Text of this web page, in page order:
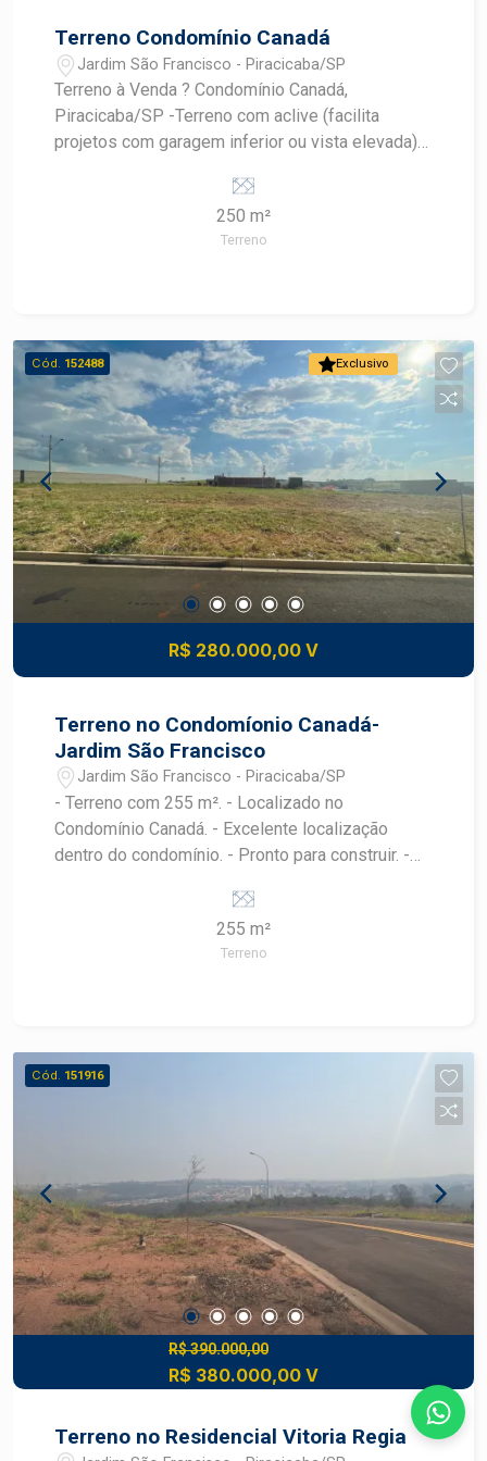
Terreno Condomínio Canadá
Jardim São Francisco - Piracicaba/SP
Terreno à Venda ? Condomínio Canadá,
Piracicaba/SP -Terreno com aclive (facilita
projetos com garagem inferior ou vista elevada) -
Condomínio com segurança 24h, portaria, lazer
completo e ótimo padrão de construções
Construa seu futuro com quem é agente de
250 m²
Terreno
Exclusivo
Cód. 152488
R$ 280.000,00 V
Terreno no Condomíonio Canadá-
Jardim São Francisco
Jardim São Francisco - Piracicaba/SP
- Terreno com 255 m². - Localizado no
Condomínio Canadá. - Excelente localização
dentro do condomínio. - Pronto para construir. -
Área de lazer completa para toda a família. -
Ótima infraestrutura e qualidade de vida.
255 m²
Terreno
Cód. 151916
R$ 390.000,00
R$ 380.000,00 V
Terreno no Residencial Vitoria Regia